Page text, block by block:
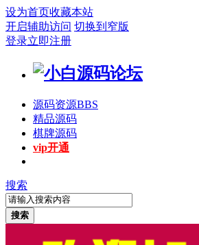
设为首页收藏本站
开启辅助访问 切换到窄版
登录立即注册
源码资源BBS
精品源码
棋牌源码
vip开通
搜索
搜索